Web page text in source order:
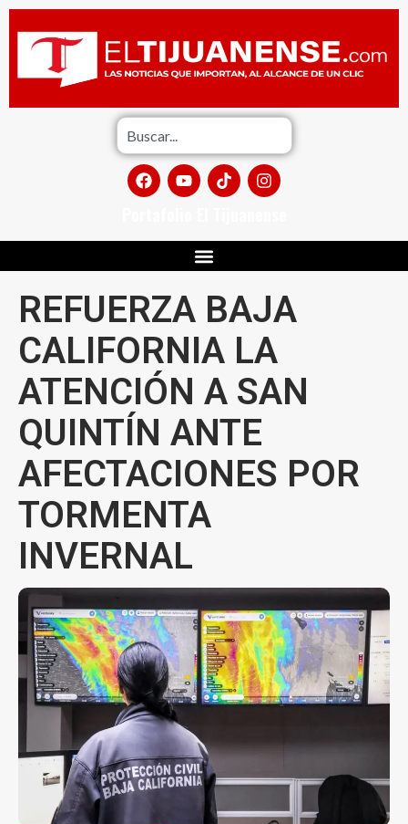
REFUERZA BAJA
CALIFORNIA LA
ATENCIÓN A SAN
QUINTÍN ANTE
AFECTACIONES POR
TORMENTA
INVERNAL